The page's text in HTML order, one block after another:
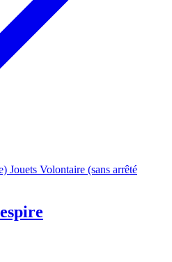
Jouets Volontaire (sans arrêté